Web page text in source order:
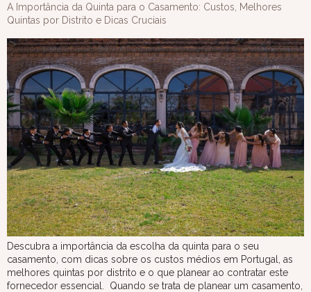
A Importância da Quinta para o Casamento: Custos, Melhores
Quintas por Distrito e Dicas Cruciais
Descubra a importância da escolha da quinta para o seu
casamento, com dicas sobre os custos médios em Portugal, as
melhores quintas por distrito e o que planear ao contratar este
fornecedor essencial. Quando se trata de planear um casamento,